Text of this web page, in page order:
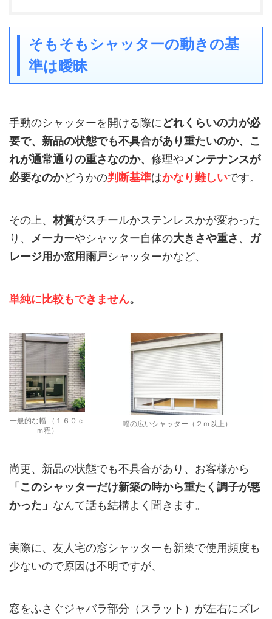
そもそもシャッターの動きの基
準は曖昧
手動のシャッターを開ける際に どれくらいの力が必
要で、新品の状態でも不具合があり重たいのか、こ
れが通常通りの重さなのか、 修理やメンテナンスが
必要なのかどうかの判断基準はかなり難しいです。
その上、材質がスチールかステンレスかが変わった
り、
メーカーやシャッター自体の大きさや重さ 、 ガ
レージ用か窓用雨戸シャッターかなど、
単純に比較もできません。
一般的な幅 （１６０ｃ
ｍ程）
幅の広いシャッター（２ｍ以上）
尚更、新品の状態でも不具合があり、お客様から
「このシャッターだけ新築の時から重たく調子が悪
かった」 なんて話も結構よく聞きます。
実際に、友人宅の窓シャッターも新築で使用頻度も
少ないので原因は不明ですが、
窓をふさぐジャバラ部分（スラット）が左右にズレ